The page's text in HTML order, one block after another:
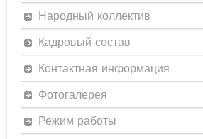
Народный коллектив
Кадровый состав
Контактная информация
Фотогалерея
Режим работы